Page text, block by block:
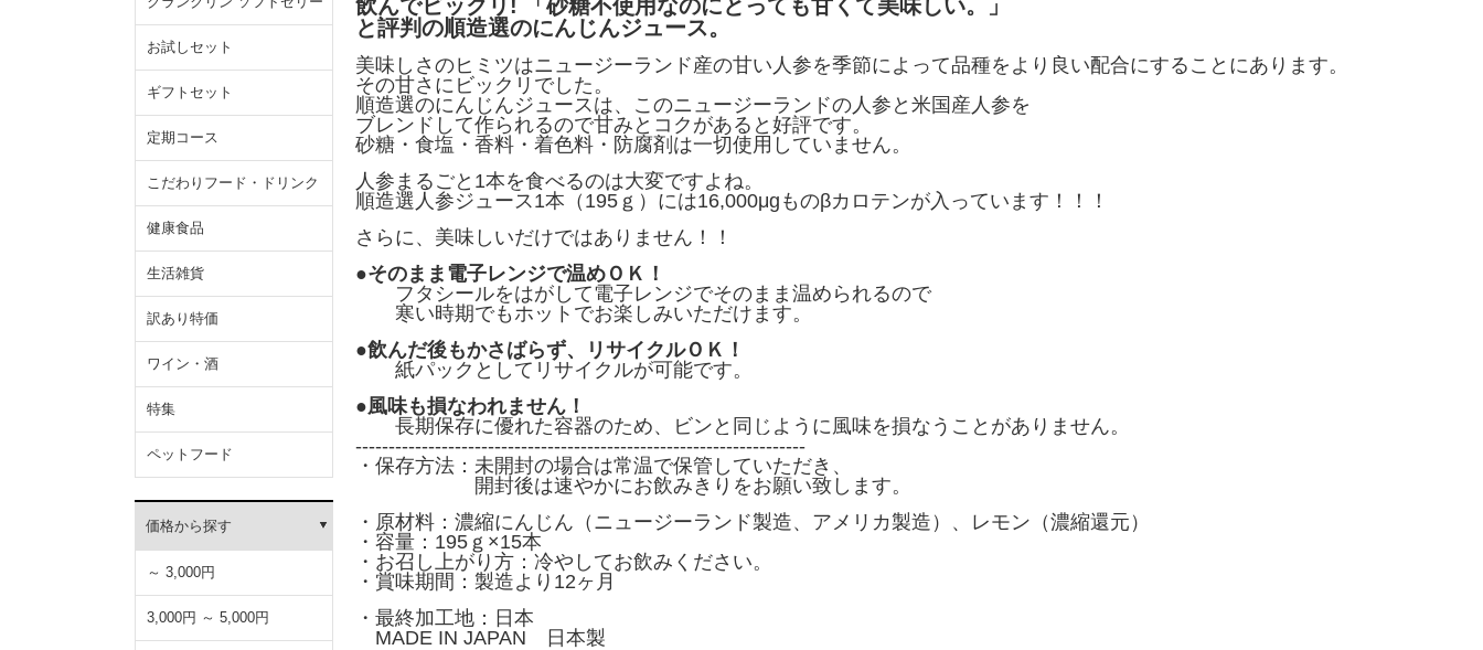
お試しセット
ギフトセット
定期コース
こだわりフード・ドリンク
健康食品
生活雑貨
訳あり特価
ワイン・酒
特集
ペットフード
価格から探す
～ 3,000円
3,000円 ～ 5,000円
飲んでビックリ! 「砂糖不使用なのにとっても甘くて美味しい。」
と評判の順造選のにんじんジュース。
美味しさのヒミツはニュージーランド産の甘い人参を季節によって品種をより良い配合にすることにあります。
その甘さにビックリでした。
順造選のにんじんジュースは、このニュージーランドの人参と米国産人参を
ブレンドして作られるので甘みとコクがあると好評です。
砂糖・食塩・香料・着色料・防腐剤は一切使用していません。
人参まるごと1本を食べるのは大変ですよね。
順造選人参ジュース1本（195ｇ）には16,000μgものβカロテンが入っています！！！
さらに、美味しいだけではありません！！
●そのまま電子レンジで温めＯＫ！
フタシールをはがして電子レンジでそのまま温められるので
寒い時期でもホットでお楽しみいただけます。
●飲んだ後もかさばらず、リサイクルＯＫ！
紙パックとしてリサイクルが可能です。
●風味も損なわれません！
長期保存に優れた容器のため、ビンと同じように風味を損なうことがありません。
--------------------------------------------------------------------
・保存方法：未開封の場合は常温で保管していただき、
開封後は速やかにお飲みきりをお願い致します。
・原材料：濃縮にんじん（ニュージーランド製造、アメリカ製造）、レモン（濃縮還元）
・容量：195ｇ×15本
・お召し上がり方：冷やしてお飲みください。
・賞味期間：製造より12ヶ月
・最終加工地：日本
MADE IN JAPAN 日本製